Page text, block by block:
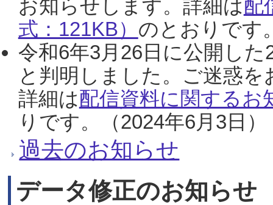
お知らせします。詳細は配
式：121KB） のとおりです
令和6年3月26日に公開し
と判明しました。ご迷惑
詳細は配信資料に関するお
りです。（2024年6月3日）
過去のお知らせ
データ修正のお知らせ